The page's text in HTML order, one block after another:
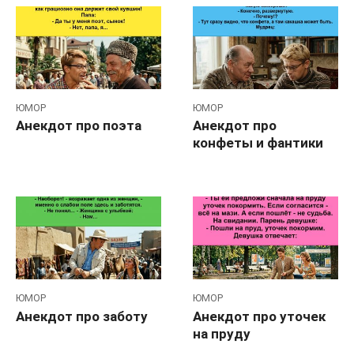
ЮМОР
Анекдот про поэта
ЮМОР
Анекдот про
конфеты и фантики
ЮМОР
Анекдот про заботу
ЮМОР
Анекдот про уточек
на пруду